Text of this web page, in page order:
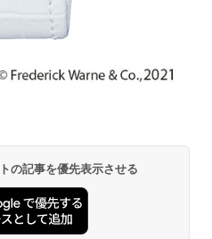
の記事を優先表示させる